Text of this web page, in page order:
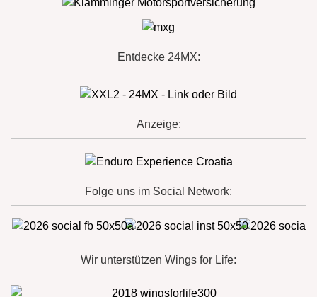
Entdecke 24MX:
Anzeige:
Folge uns im Social Network:
Wir unterstützen Wings for Life: